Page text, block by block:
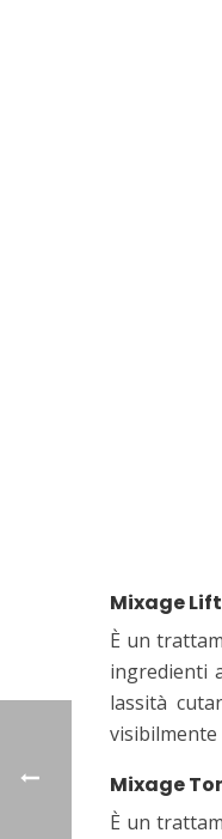
Mixage
È un
ingredienti
lassità
visibilmente
Mixage
È un